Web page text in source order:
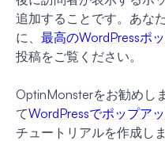
追加することです。あな
に、 最高のWordPressポ
投稿をご覧ください。
OptinMonsterをお勧めし
てWordPressでポップア
チュートリアルを作成しま